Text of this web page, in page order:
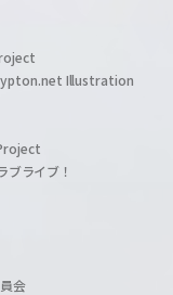
Illustration
ライブ！
会